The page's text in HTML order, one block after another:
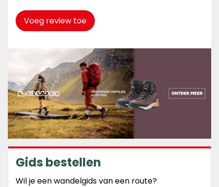
Voeg review toe
Gids bestellen
Wil je een wandelgids van een route?